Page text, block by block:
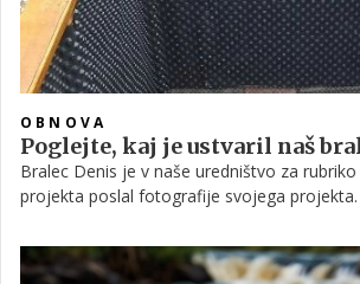
OBNOVA
Poglejte, kaj je ustvaril naš
Bralec Denis je v naše uredništvo za
projekta poslal fotografije svojega projekta.
polži, se je odločil, da sam izdela visoko
mu je z malce domišljije in ročnih